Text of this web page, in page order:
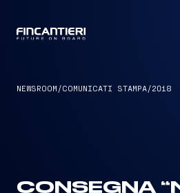
NEWSROOM /COMUNICATI STAMPA/2018
CONSEGNA